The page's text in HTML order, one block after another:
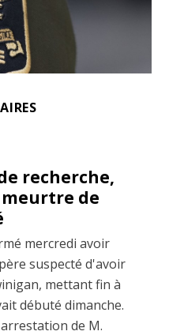
recherche,
de
mercredi avoir
suspecté d'avoir
mettant fin à
débuté dimanche.
de M.